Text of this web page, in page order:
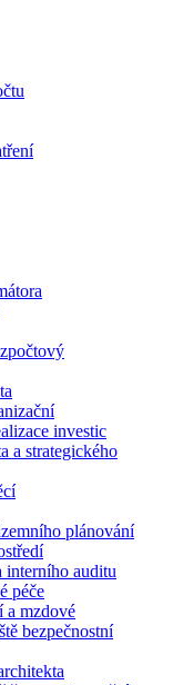
investic
a strategického
plánování
interního auditu
péče
a mzdové
bezpečnostní